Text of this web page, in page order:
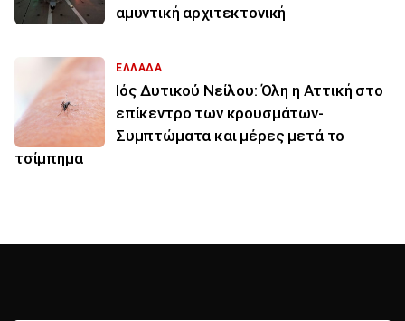
αμυντική αρχιτεκτονική
ΕΛΛΑΔΑ
Ιός Δυτικού Νείλου: Όλη η Αττική στο
επίκεντρο των κρουσμάτων-
Συμπτώματα και μέρες μετά το
τσίμπημα